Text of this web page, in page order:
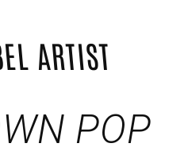
ARTIST
POP